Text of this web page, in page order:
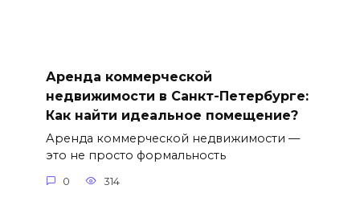
Аренда коммерческой
недвижимости в Санкт-Петербурге:
Как найти идеальное помещение?
Аренда коммерческой недвижимости —
это не просто формальность
0 314